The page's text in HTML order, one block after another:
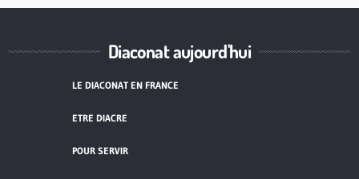
Diaconat aujourd'hui
LE DIACONAT EN FRANCE
ETRE DIACRE
POUR SERVIR